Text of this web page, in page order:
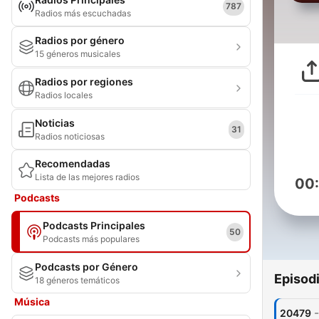
Radios más escuchadas
787
Radios por género
15 géneros musicales
Radios por regiones
Radios locales
Noticias
Radios noticiosas
31
Recomendadas
Lista de las mejores radios
Podcasts
Podcasts Principales
Podcasts más populares
50
Podcasts por Género
18 géneros temáticos
Música
20479 -